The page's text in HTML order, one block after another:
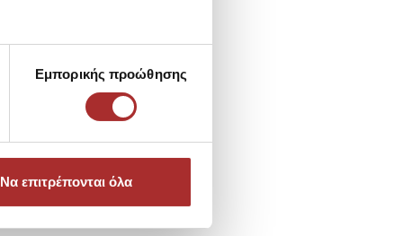
Εμπορικής προώθησης
Να επιτρέπονται όλα